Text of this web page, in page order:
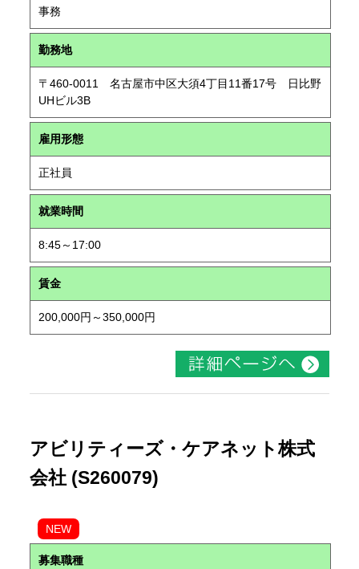
事務
勤務地
〒460-0011 名古屋市中区大須4丁目11番17号 日比野
UHビル3B
雇用形態
正社員
就業時間
8:45～17:00
賃金
200,000円～350,000円
アビリティーズ・ケアネット株式
会社 (S260079)
NEW
募集職種